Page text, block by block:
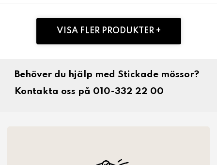
VISA FLER PRODUKTER +
Behöver du hjälp med Stickade mössor?
Kontakta oss på 010-332 22 00